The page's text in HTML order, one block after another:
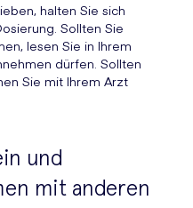
halten Sie sich
Sollten Sie
lesen Sie in Ihrem
dürfen. Sollten
Sie mit Ihrem Arzt
und
mit anderen